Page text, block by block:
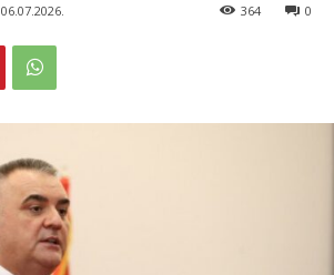
06.07.2026. 0
364